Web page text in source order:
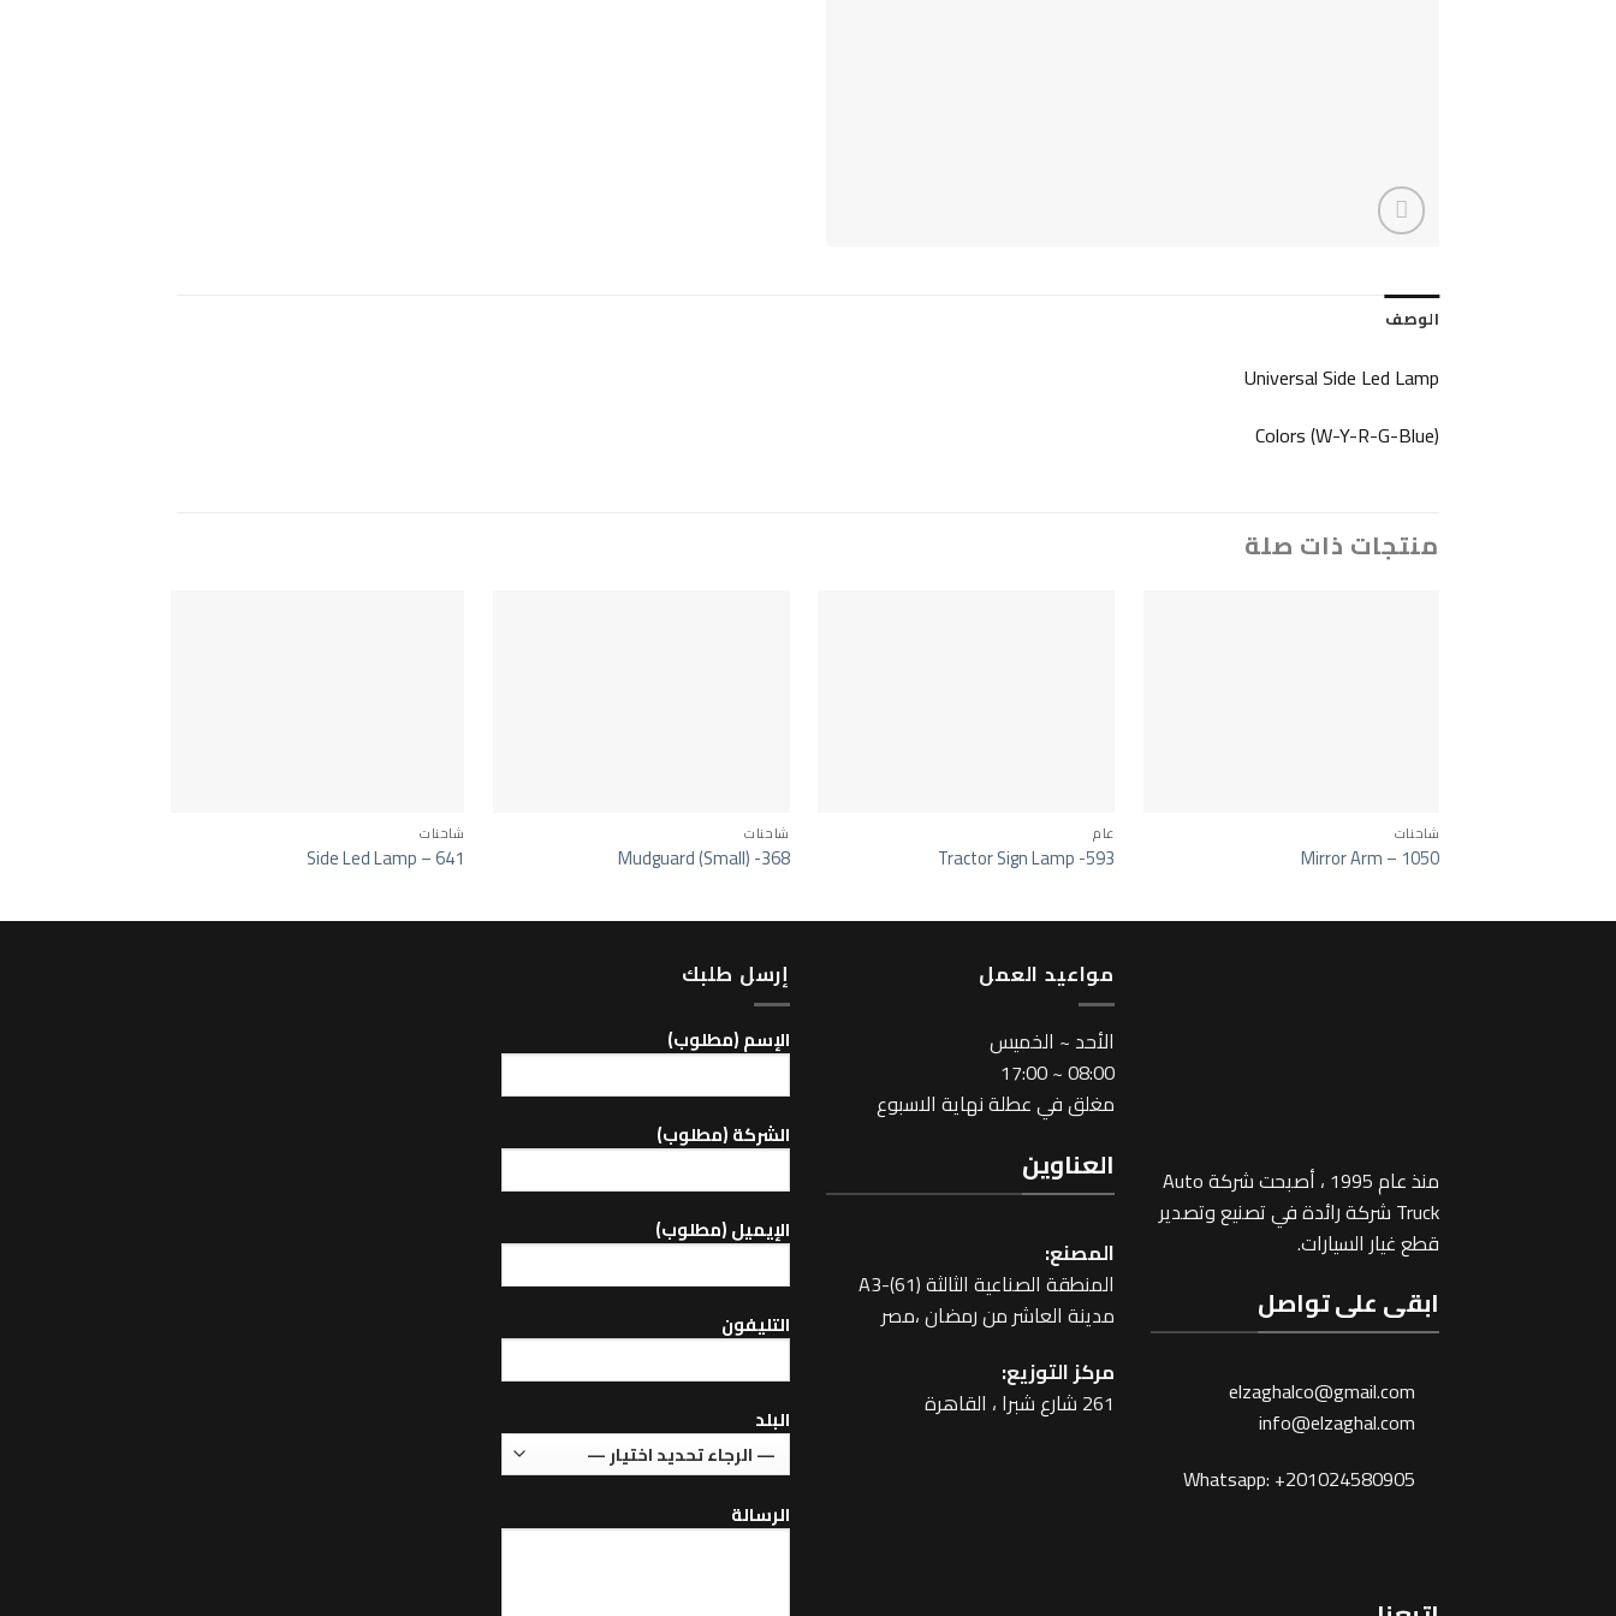
الوصف
Universal Side Led Lamp
Colors (W-Y-R-G-Blue)
منتجات ذات صلة
شاحنات
Mirror Arm – 1050
عام
Tractor Sign Lamp -593
شاحنات
Mudguard (Small) -368
شاحنات
Side Led Lamp – 641
منذ عام 1995 ، أصبحت شركة Auto
Truck شركة رائدة في تصنيع وتصدير
قطع غيار السيارات.
ابقى على تواصل
elzaghalco@gmail.com
info@elzaghal.com
Whatsapp: +201024580905
مواعيد العمل
اﻷحد ~ الخميس
08:00 ~ 17:00
مغلق في عطلة نهاية الاسبوع
العناوين
المصنع:
المنطقة الصناعية الثالثة A3-(61)
مدينة العاشر من رمضان ،مصر
مركز التوزيع:
261 شارع شبرا ، القاهرة
إرسل طلبك
اﻹسم (مطلوب)
الشركة (مطلوب)
اﻹيميل (مطلوب)
التليفون
البلد
الرسالة